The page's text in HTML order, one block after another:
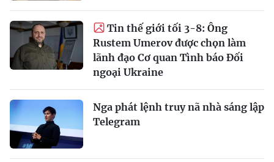
Tin thế giới tối 3-8: Ông
Rustem Umerov được chọn làm
lãnh đạo Cơ quan Tình báo Đối
ngoại Ukraine
Nga phát lệnh truy nã nhà sáng lập
Telegram